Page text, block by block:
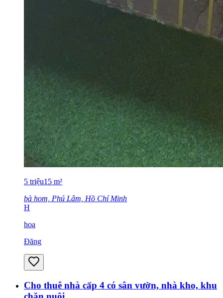
5 triệu15 m²
bà hom, Phú Lâm, Hồ Chí Minh
H
hoa
Đăng
Cho thuê nhà cấp 4 có sân vườn, nhà kho, khu